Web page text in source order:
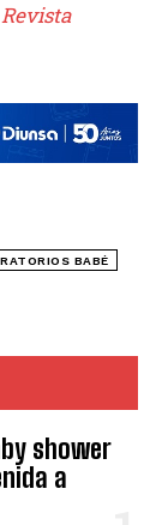
shower
a
BABÉ